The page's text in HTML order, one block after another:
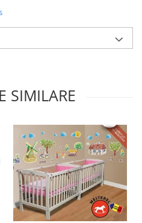
SIMILARE